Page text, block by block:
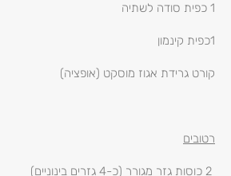
1 כפית סודה לשתיה
1כפית קינמון
קורט גרידת אגוז מוסקט (אופציה)
רטובים